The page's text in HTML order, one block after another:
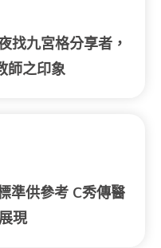
找九宮格分享者，
師之印象
準供參考 C秀傳醫
現